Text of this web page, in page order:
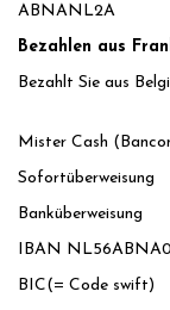
ABNANL2A
Bezahlen aus
Bezahlt Sie aus
Mister Cash
Sofortüberweisung
Banküberweisung
IBAN
BIC(= Code swift)